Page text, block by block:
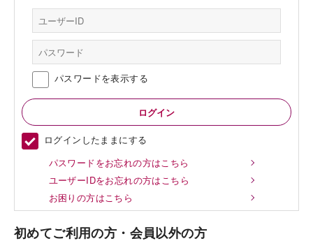
パスワードを表示する
ログインしたままにする
パスワードをお忘れの方はこちら
ユーザーIDをお忘れの方はこちら
お困りの方はこちら
初めてご利用の方・会員以外の方